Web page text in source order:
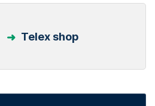
Telex shop